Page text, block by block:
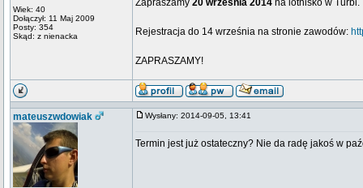
Wiek: 40
Dołączył: 11 Maj 2009
Posty: 354
Skąd: z nienacka
Zapraszamy 20 września 2014 na lotnisko w Turbi.
Rejestracja do 14 września na stronie zawodów:
ZAPRASZAMY!
mateuszwdowiak Wysłany: 2014-09-05, 13:41
Termin jest już ostateczny? Nie da radę jakoś w